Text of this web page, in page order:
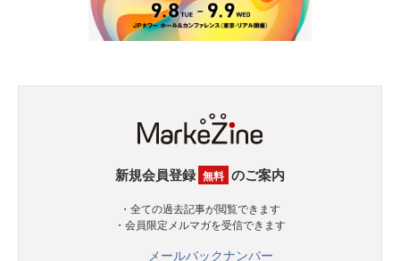
新規会員登録 無料 のご案内
・全ての過去記事が閲覧できます
・会員限定メルマガを受信できます
メールバックナンバー